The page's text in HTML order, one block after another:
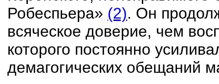
Робеспьера» (2). Он
всяческое доверие, чем
которого постоянно
демагогических обещаний